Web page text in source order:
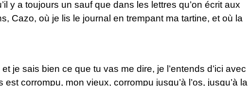
y a toujours un sauf que dans les lettres qu’on écrit aux
Cazo, où je lis le journal en trempant ma tartine, et où la
je sais bien ce que tu vas me dire, je l’entends d’ici avec
corrompu, mon vieux, corrompu jusqu’à l’os, jusqu’à la